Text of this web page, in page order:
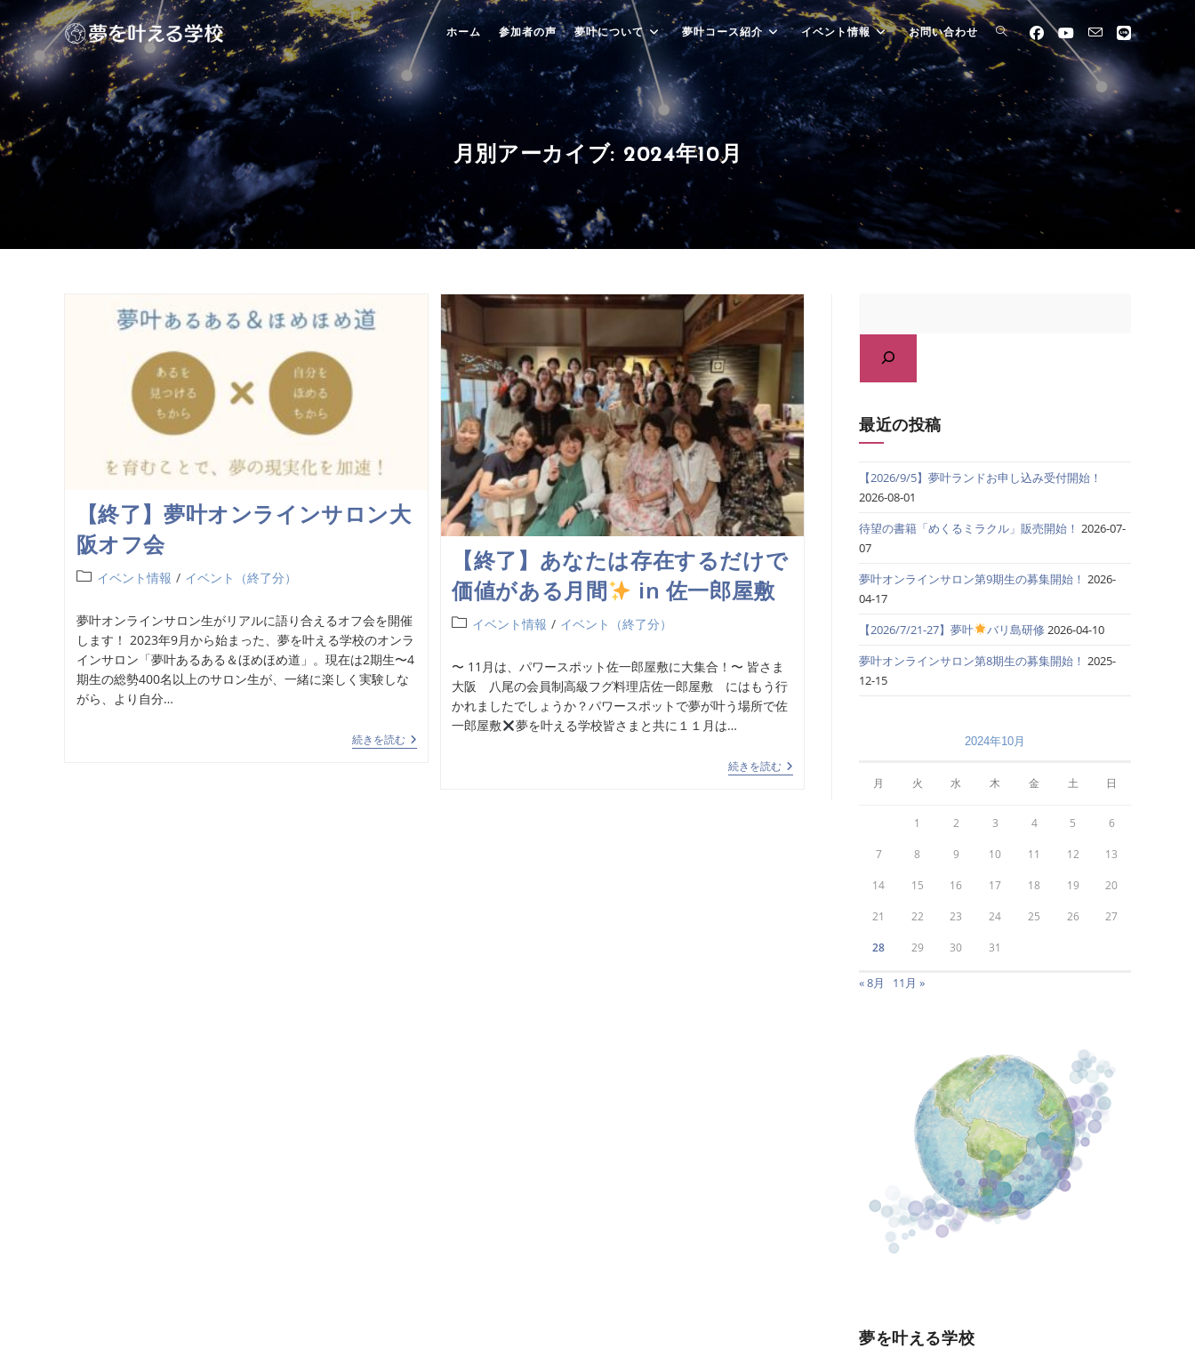
ホーム 参加者の声 夢叶について 夢叶コース紹介 イベント情報 お問い合わせ
月別アーカイブ: 2024年10月
【終了】夢叶オンラインサロン大
阪オフ会
イベント情報 / イベント（終了分）
夢叶オンラインサロン生がリアルに語り合えるオフ会を開催
します！ 2023年9月から始まった、夢を叶える学校のオンラ
インサロン「夢叶あるある＆ほめほめ道」。現在は2期生〜4
期生の総勢400名以上のサロン生が、一緒に楽しく実験しな
がら、より自分…
続きを読む
【終了】あなたは存在するだけで
価値がある月間
in 佐一郎屋敷
イベント情報 / イベント（終了分）
〜 11月は、パワースポット佐一郎屋敷に大集合！〜 皆さま
大阪 八尾の会員制高級フグ料理店佐一郎屋敷 にはもう行
かれましたでしょうか？パワースポットで夢が叶う場所で佐
一郎屋敷
夢を叶える学校皆さまと共に１１月は…
続きを読む
最近の投稿
【2026/9/5】夢叶ランドお申し込み受付開始！
2026-08-01
待望の書籍「めくるミラクル」販売開始！ 2026-07-
07
夢叶オンラインサロン第9期生の募集開始！ 2026-
04-17
【2026/7/21-27】夢叶
バリ島研修2026-04-10
夢叶オンラインサロン第8期生の募集開始！ 2025-
12-15
2024年10月
月 火 水 木 金 土 日
1 2 3 4 5 6
7 8 9 10 11 12 13
14 15 16 17 18 19 20
21 22 23 24 25 26 27
28 29 30 31
« 8月 11月 »
夢を叶える学校